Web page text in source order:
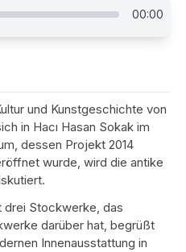
00:00
und Kunstgeschichte von
in Hacı Hasan Sokak im
dessen Projekt 2014
wurde, wird die antike
drei Stockwerke, das
darüber hat, begrüßt
Innenausstattung in